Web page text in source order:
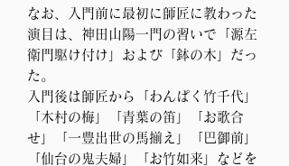
なお、入門前に最初に師匠に教わった
演目は、神田山陽一門の習いで「源左
衛門駆け付け」および「鉢の木」だっ
た。
入門後は師匠から「わんぱく竹千代」
「木村の梅」「青葉の笛」「お歌合
せ」「一豊出世の馬揃え」「巴御前」
「仙台の鬼夫婦」「お竹如来」などを